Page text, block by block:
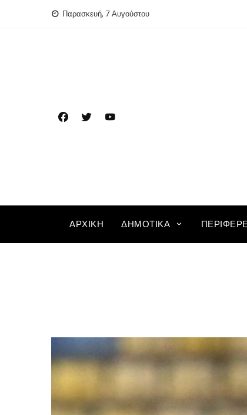
Παρασκευή, 7 Αυγούστου
ΑΡΧΙΚΉ ΔΗΜΟΤΙΚΆ